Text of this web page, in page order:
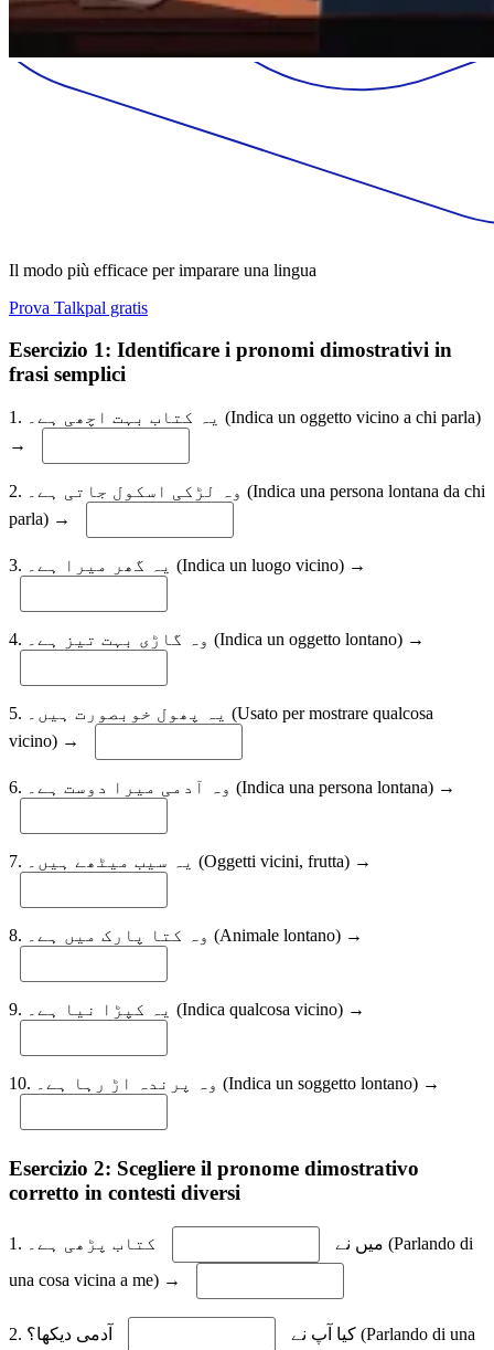
Il modo più efficace per imparare una lingua
Prova Talkpal gratis
Esercizio 1: Identificare i pronomi dimostrativi in
frasi semplici
1. یہ کتاب بہت اچھی ہے۔ (Indica un oggetto vicino a chi parla)
→
2. وہ لڑکی اسکول جاتی ہے۔ (Indica una persona lontana da chi
parla) →
3. یہ گھر میرا ہے۔ (Indica un luogo vicino) →
4. وہ گاڑی بہت تیز ہے۔ (Indica un oggetto lontano) →
5. یہ پھول خوبصورت ہیں۔ (Usato per mostrare qualcosa
vicino) →
6. وہ آدمی میرا دوست ہے۔ (Indica una persona lontana) →
7. یہ سیب میٹھے ہیں۔ (Oggetti vicini, frutta) →
8. وہ کتا پارک میں ہے۔ (Animale lontano) →
9. یہ کپڑا نیا ہے۔ (Indica qualcosa vicino) →
10. وہ پرندہ اڑ رہا ہے۔ (Indica un soggetto lontano) →
Esercizio 2: Scegliere il pronome dimostrativo
corretto in contesti diversi
1. میں نے
کتاب پڑھی ہے۔ (Parlando di
una cosa vicina a me) →
2. کیا آپ نے
آدمی دیکھا؟ (Parlando di una